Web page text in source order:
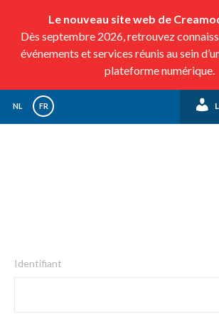
Le nouveau site web de
Dès septembre 2026, retrouvez
événements et services réunis au sein
plateforme numérique.
NL FR
Identifiant